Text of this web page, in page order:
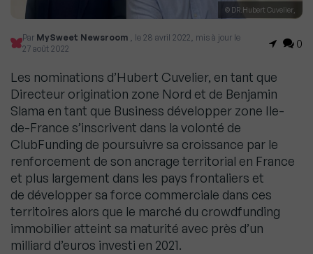
© DR.Hubert Cuvelier,
Par MySweet Newsroom , le 28 avril 2022, mis à jour le
27 août 2022
0
Les nominations d’Hubert Cuvelier, en tant que
Directeur origination zone Nord et de Benjamin
Slama en tant que Business développer zone Ile-
de-France s’inscrivent dans la volonté de
ClubFunding de poursuivre sa croissance par le
renforcement de son ancrage territorial en France
et plus largement dans les pays frontaliers et
de développer sa force commerciale dans ces
territoires alors que le marché du crowdfunding
immobilier atteint sa maturité avec près d’un
milliard d’euros investi en 2021.